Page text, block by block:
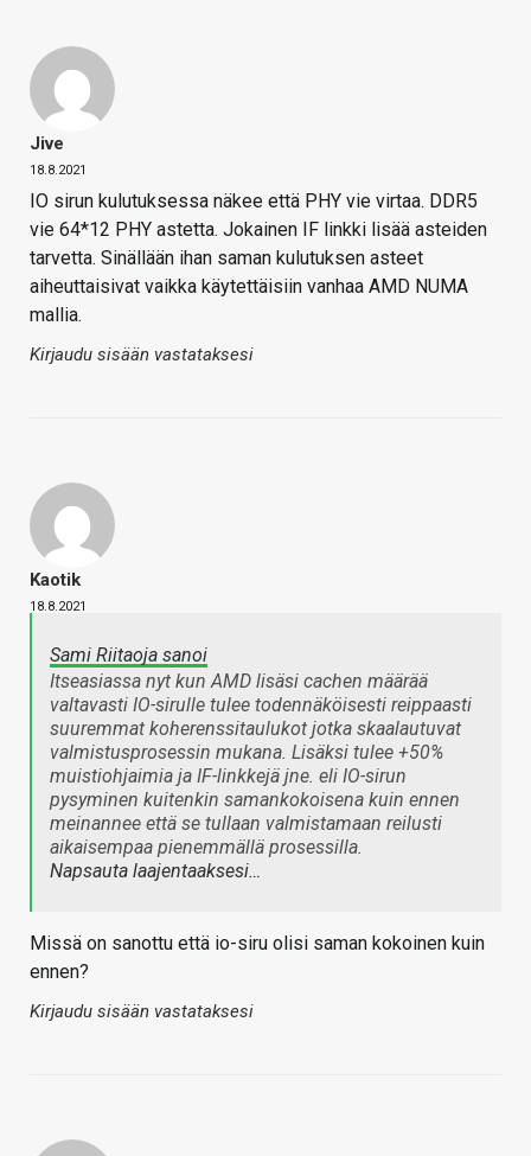
Jive
18.8.2021
IO sirun kulutuksessa näkee että PHY vie virtaa. DDR5
vie 64*12 PHY astetta. Jokainen IF linkki lisää asteiden
tarvetta. Sinällään ihan saman kulutuksen asteet
aiheuttaisivat vaikka käytettäisiin vanhaa AMD NUMA
mallia.
Kirjaudu sisään vastataksesi
Kaotik
18.8.2021
Sami Riitaoja sanoi
Itseasiassa nyt kun AMD lisäsi cachen määrää
valtavasti IO-sirulle tulee todennäköisesti reippaasti
suuremmat koherenssitaulukot jotka skaalautuvat
valmistusprosessin mukana. Lisäksi tulee +50%
muistiohjaimia ja IF-linkkejä jne. eli IO-sirun
pysyminen kuitenkin samankokoisena kuin ennen
meinannee että se tullaan valmistamaan reilusti
aikaisempaa pienemmällä prosessilla.
Napsauta laajentaaksesi…
Missä on sanottu että io-siru olisi saman kokoinen kuin
ennen?
Kirjaudu sisään vastataksesi